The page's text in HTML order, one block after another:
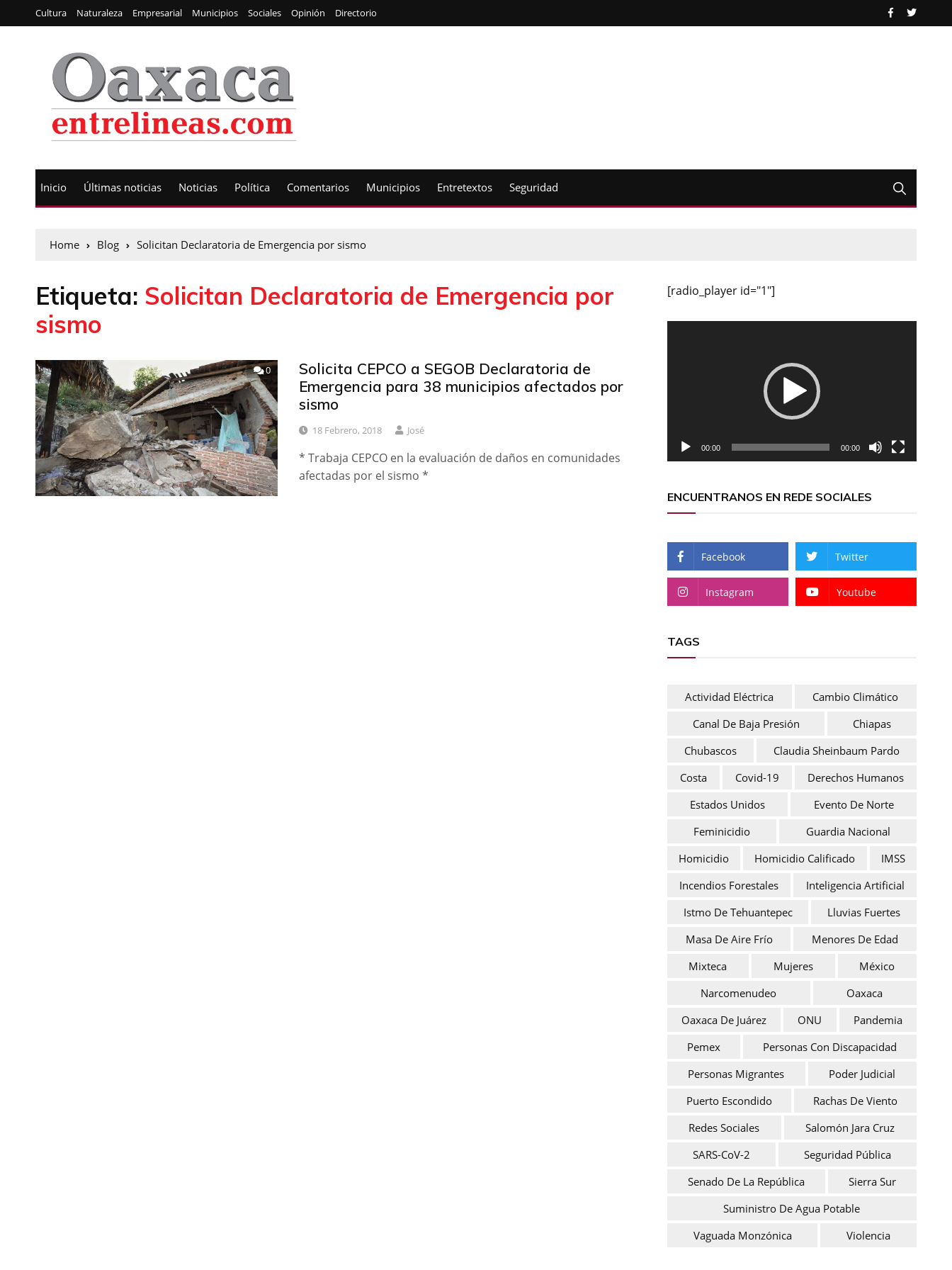
Cultura Naturaleza Empresarial Municipios Sociales Opinión Directorio
Inicio Últimas noticias Noticias Política Comentarios Municipios Entretextos Seguridad
Home Blog Solicitan Declaratoria de Emergencia por sismo
Etiqueta: Solicitan Declaratoria de Emergencia por
sismo
0
Solicita CEPCO a SEGOB Declaratoria de
Emergencia para 38 municipios afectados por
sismo
18 Febrero, 2018 José
* Trabaja CEPCO en la evaluación de daños en comunidades
afectadas por el sismo *
[radio_player id="1"]
00:00 00:00
ENCUENTRANOS EN REDE SOCIALES
Facebook Twitter
Instagram Youtube
TAGS
Actividad Eléctrica
Cambio Climático
Canal De Baja Presión
Chiapas
Chubascos
Claudia Sheinbaum Pardo
Costa
Covid-19
Derechos Humanos
Estados Unidos
Evento De Norte
Feminicidio
Guardia Nacional
Homicidio
Homicidio Calificado
IMSS
Incendios Forestales
Inteligencia Artificial
Istmo De Tehuantepec
Lluvias Fuertes
Masa De Aire Frío
Menores De Edad
Mixteca
Mujeres
México
Narcomenudeo
Oaxaca
Oaxaca De Juárez
ONU
Pandemia
Pemex
Personas Con Discapacidad
Personas Migrantes
Poder Judicial
Puerto Escondido
Rachas De Viento
Redes Sociales
Salomón Jara Cruz
SARS-CoV-2
Seguridad Pública
Senado De La República
Sierra Sur
Suministro De Agua Potable
Vaguada Monzónica
Violencia